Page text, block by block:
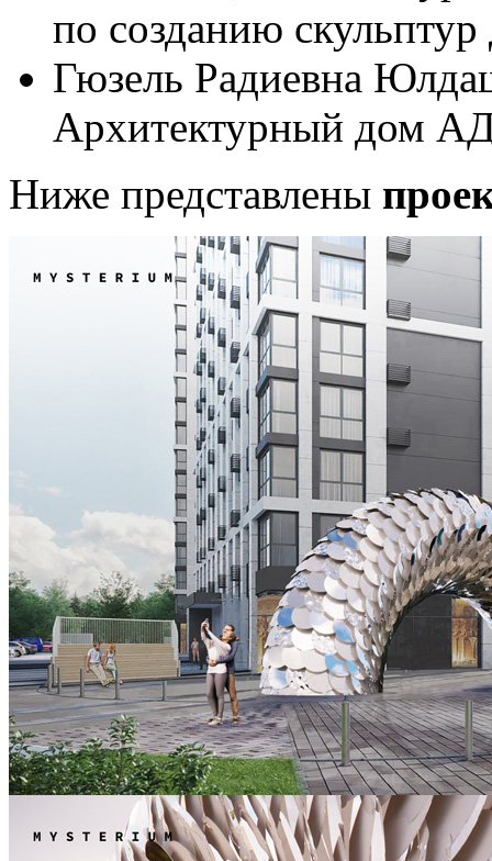
по созданию
Гюзель Радиевна
Архитектурный дом
Ниже представлены